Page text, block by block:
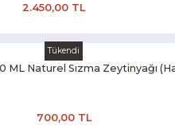
2.450,00 TL
Tükendi
ML Naturel Sızma Zeytinyağı
700,00 TL